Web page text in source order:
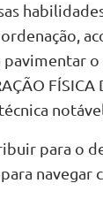
para o
navegar